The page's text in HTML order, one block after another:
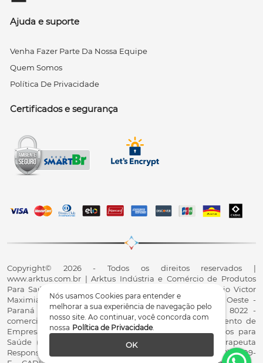
Nós usamos Cookies para entender e
melhorar a sua experiência de navegação pelo
nosso site. Ao continuar, você concorda com
nossa Política de Privacidade.
OK
Ajuda e suporte
Venha Fazer Parte Da Nossa Equipe
Quem Somos
Política De Privacidade
Certificados e segurança
Copyright© 2026 - Todos os direitos reservados |
www.arktus.com.br | Arktus Indústria e Comércio de Produtos
Para Saúde Ltda | CNPJ: 01.417.367/0001-78 | R. Antônio Victor
Maximiano, 107, Parque Industrial II, Santa Tereza do Oeste -
Paraná - CEP 85825-900 - Fale conosco: 0800 200 8022 -
comercial@arktus.com.br | Autorização de Funcionamento de
Empresa - AFE/ANVISA - Para Fabricação de Produtos para
Saúde (Correlatos): 8.02.844-5 (UX418X102741) - Fisioterapeuta
Responsável Técnico Dr. Alex Fernando Zani - Crefito8(PR): 8409-